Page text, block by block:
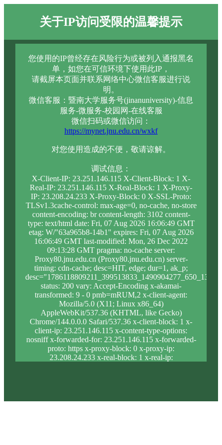
关于IP访问受限的温馨提示
您使用的IP曾经存在风险行为或被列入通报黑名
单，如您在可信环境下使用此IP，
请截屏本页面并联系网络中心微信客服进行说
明。
微信客服：暨南大学服务号(jinanuniversity)-信息
服务-微服务-校园网-在线客服
微信扫码或微信访问：
https://mynet.jnu.edu.cn/wxkf
对您使用造成的不便，敬请谅解。
调试信息：
X-Client-IP: 23.251.146.115 X-Client-Block: 1 X-
Real-IP: 23.251.146.115 X-Real-Block: 1 X-Proxy-
IP: 23.208.24.233 X-Proxy-Block: 0 X-SSL-Proto:
TLSv1.3cache-control: max-age=0, no-cache, no-store
content-encoding: br content-length: 3102 content-
type: text/html date: Fri, 07 Aug 2026 16:06:49 GMT
etag: W/"63a965b8-14b1" expires: Fri, 07 Aug 2026
16:06:49 GMT last-modified: Mon, 26 Dec 2022
09:13:28 GMT pragma: no-cache server:
Proxy80.jnu.edu.cn (Proxy80.jnu.edu.cn) server-
timing: cdn-cache; desc=HIT, edge; dur=1, ak_p;
status: 200 vary: Accept-Encoding x-akamai-
transformed: 9 - 0 pmb=mRUM,2 x-client-agent:
Mozilla/5.0 (X11; Linux x86_64)
AppleWebKit/537.36 (KHTML, like Gecko)
Chrome/144.0.0.0 Safari/537.36 x-client-block: 1 x-
client-ip: 23.251.146.115 x-content-type-options:
nosniff x-forwarded-for: 23.251.146.115 x-forwarded-
proto: https x-proxy-block: 0 x-proxy-ip:
23.208.24.233 x-real-block: 1 x-real-ip: